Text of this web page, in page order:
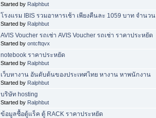
Started by Ralphbut
โรงแรม IBIS รวมอาหารเช้า เพียงคืนละ 1059 บาท จำนว
Started by Ralphbut
AVIS Voucher รถเช่า AVIS Voucher รถเช่า ราคาประหยัด
Started by ontcftqvx
notebook ราคาประหยัด
Started by Ralphbut
เว็บหางาน อันดับต้นของประเทศไทย หางาน หาพนักงาน
Started by Ralphbut
บริษัท hosting
Started by Ralphbut
ข้อมูลซื้อตู้แร็ค ตู้ RACK ราคาประหยัด